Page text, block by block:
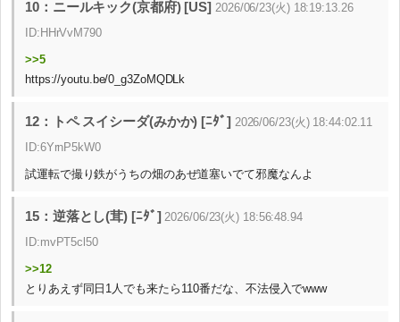
10：ニールキック(京都府) [US] 2026/06/23(火) 18:19:13.26
ID:HHrVvM790
>>5
https://youtu.be/0_g3ZoMQDLk
12：トペ スイシーダ(みかか) [ﾆﾀﾞ] 2026/06/23(火) 18:44:02.11
ID:6YrnP5kW0
試運転で撮り鉄がうちの畑のあぜ道塞いでて邪魔なんよ
15：逆落とし(茸) [ﾆﾀﾞ] 2026/06/23(火) 18:56:48.94
ID:mvPT5cl50
>>12
とりあえず同日1人でも来たら110番だな、不法侵入でwww